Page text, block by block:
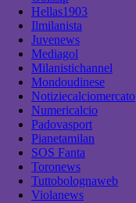
Hellas1903
Ilmilanista
Juvenews
Mediagol
Milanistichannel
Mondoudinese
Notiziecalciomercato
Numericalcio
Padovasport
Pianetamilan
SOS Fanta
Toronews
Tuttobolognaweb
Violanews